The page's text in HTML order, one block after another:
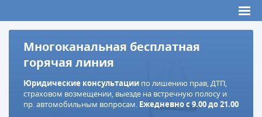
Многоканальная бесплатная
горячая линия
Юридические консультации по лишению прав, ДТП,
страховом возмещении, выезде на встречную полосу и
пр. автомобильным вопросам. Ежедневно с 9.00 до 21.00